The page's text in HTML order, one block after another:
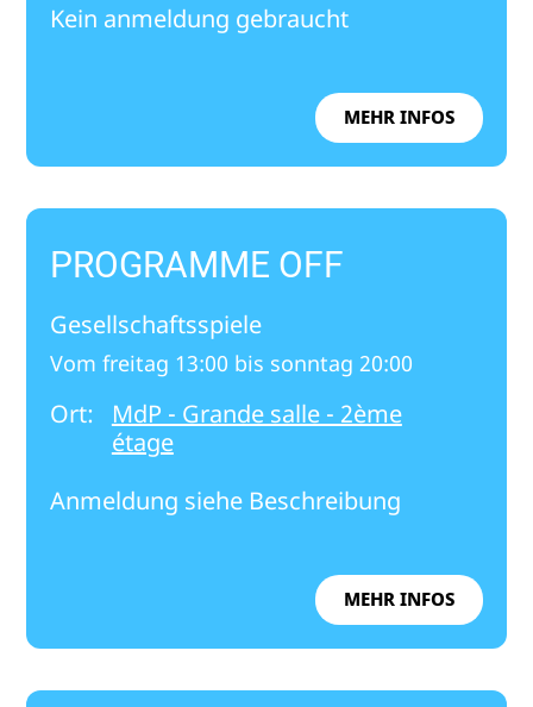
Kein anmeldung gebraucht
MEHR INFOS
PROGRAMME OFF
Gesellschaftsspiele
Vom freitag 13:00 bis sonntag 20:00
Ort:
MdP - Grande salle - 2ème
étage
Anmeldung siehe Beschreibung
MEHR INFOS